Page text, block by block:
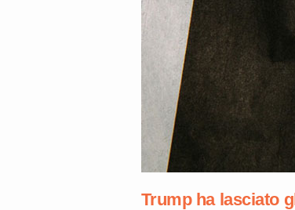
Trump ha lasciato